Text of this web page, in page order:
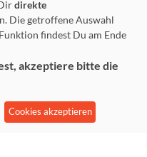
& 16-19 Uhr
direkte
Die getroffene Auswahl
findest Du am Ende
akzeptiere bitte die
Cookies akzeptieren